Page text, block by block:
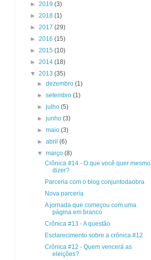
► 2019 (3)
► 2018 (1)
► 2017 (29)
► 2016 (15)
► 2015 (10)
► 2014 (18)
▼ 2013 (35)
►dezembro(1)
►setembro(1)
►julho(5)
►junho(3)
►maio(3)
►abril(6)
▼março(8)
Crônica #14 - O que você quer mesmo
dizer?
Parceria com o blog conjuntodaobra
Nova parceria
A jornada que começou com uma
página em branco
Crônica #13 - A questão
Esclarecimento sobre a crônica #12
Crônica #12 - Quem vencerá as
eleições?